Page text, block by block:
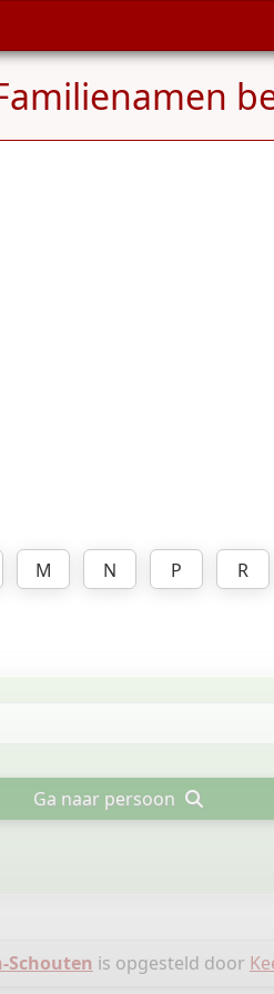
M N P R
Ga naar persoon
Schouten is opgesteld door